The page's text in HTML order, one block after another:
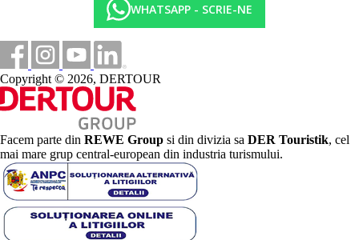
WHATSAPP - SCRIE-NE
Copyright © 2026, DERTOUR
Facem parte din REWE Group si din divizia sa DER Touristik, cel
mai mare grup central-european din industria turismului.